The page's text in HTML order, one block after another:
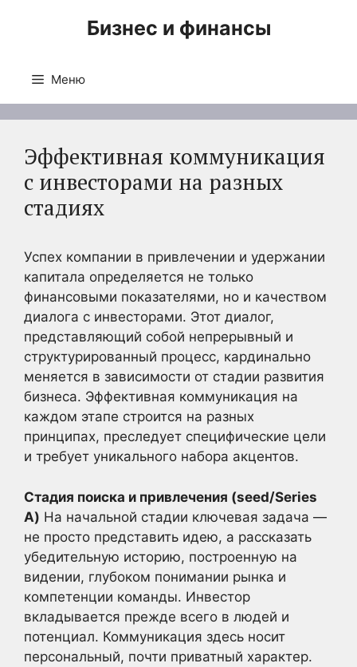
Бизнес и финансы
Меню
Эффективная коммуникация
с инвесторами на разных
стадиях
Успех компании в привлечении и удержании
капитала определяется не только
финансовыми показателями, но и качеством
диалога с инвесторами. Этот диалог,
представляющий собой непрерывный и
структурированный процесс, кардинально
меняется в зависимости от стадии развития
бизнеса. Эффективная коммуникация на
каждом этапе строится на разных
принципах, преследует специфические цели
и требует уникального набора акцентов.
Стадия поиска и привлечения (seed/Series
A) На начальной стадии ключевая задача —
не просто представить идею, а рассказать
убедительную историю, построенную на
видении, глубоком понимании рынка и
компетенции команды. Инвестор
вкладывается прежде всего в людей и
потенциал. Коммуникация здесь носит
персональный, почти приватный характер.